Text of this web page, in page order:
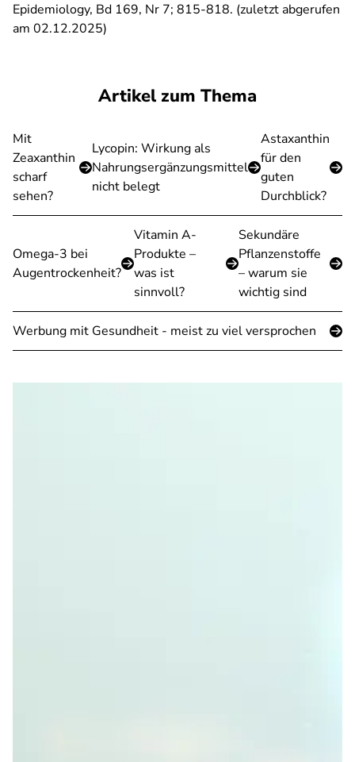
Epidemiology, Bd 169, Nr 7; 815-818. (zuletzt abgerufen
am 02.12.2025)
Artikel zum Thema
Mit
Zeaxanthin
scharf
sehen?
Lycopin: Wirkung als
Nahrungsergänzungsmittel
nicht belegt
Astaxanthin
für den
guten
Durchblick?
Omega-3 bei
Augentrockenheit?
Vitamin A-
Produkte –
was ist
sinnvoll?
Sekundäre
Pflanzenstoffe
– warum sie
wichtig sind
Werbung mit Gesundheit - meist zu viel versprochen